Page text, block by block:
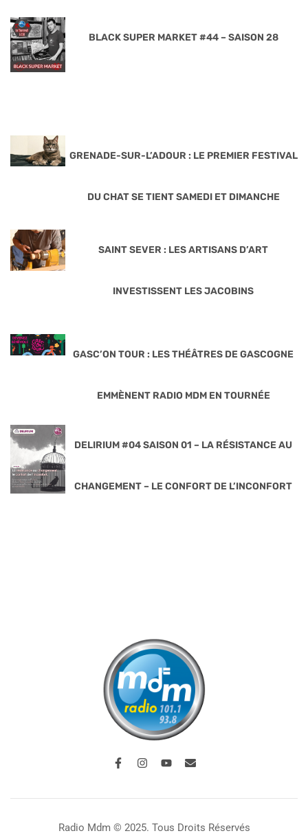
BLACK SUPER MARKET #44 – SAISON 28
GRENADE-SUR-L’ADOUR : LE PREMIER FESTIVAL
DU CHAT SE TIENT SAMEDI ET DIMANCHE
SAINT SEVER : LES ARTISANS D’ART
INVESTISSENT LES JACOBINS
GASC’ON TOUR : LES THÉÂTRES DE GASCOGNE
EMMÈNENT RADIO MDM EN TOURNÉE
DELIRIUM #04 SAISON 01 – LA RÉSISTANCE AU
CHANGEMENT – LE CONFORT DE L’INCONFORT
Radio Mdm © 2025. Tous Droits Réservés